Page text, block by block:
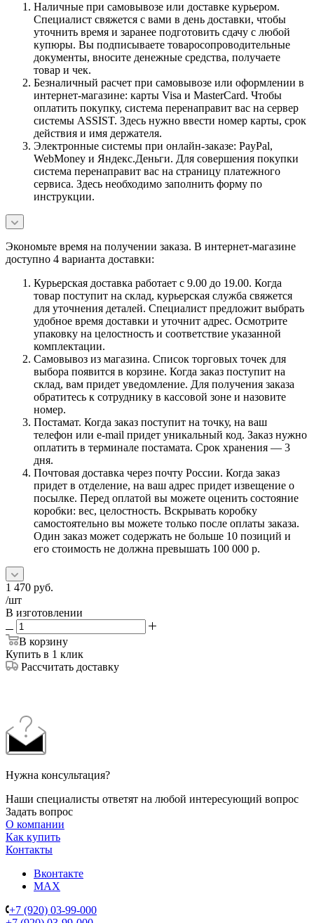
Наличные при самовывозе или доставке курьером.
Специалист свяжется с вами в день доставки, чтобы
уточнить время и заранее подготовить сдачу с любой
купюры. Вы подписываете товаросопроводительные
документы, вносите денежные средства, получаете
товар и чек.
Безналичный расчет при самовывозе или оформлении в
интернет-магазине: карты Visa и MasterCard. Чтобы
оплатить покупку, система перенаправит вас на сервер
системы ASSIST. Здесь нужно ввести номер карты, срок
действия и имя держателя.
Электронные системы при онлайн-заказе: PayPal,
WebMoney и Яндекс.Деньги. Для совершения покупки
система перенаправит вас на страницу платежного
сервиса. Здесь необходимо заполнить форму по
инструкции.
Экономьте время на получении заказа. В интернет-магазине
доступно 4 варианта доставки:
Курьерская доставка работает с 9.00 до 19.00. Когда
товар поступит на склад, курьерская служба свяжется
для уточнения деталей. Специалист предложит выбрать
удобное время доставки и уточнит адрес. Осмотрите
упаковку на целостность и соответствие указанной
комплектации.
Самовывоз из магазина. Список торговых точек для
выбора появится в корзине. Когда заказ поступит на
склад, вам придет уведомление. Для получения заказа
обратитесь к сотруднику в кассовой зоне и назовите
номер.
Постамат. Когда заказ поступит на точку, на ваш
телефон или e-mail придет уникальный код. Заказ нужно
оплатить в терминале постамата. Срок хранения — 3
дня.
Почтовая доставка через почту России. Когда заказ
придет в отделение, на ваш адрес придет извещение о
посылке. Перед оплатой вы можете оценить состояние
коробки: вес, целостность. Вскрывать коробку
самостоятельно вы можете только после оплаты заказа.
Один заказ может содержать не больше 10 позиций и
его стоимость не должна превышать 100 000 р.
1 470 руб.
/шт
В изготовлении
В корзину
Купить в 1 клик
Рассчитать доставку
Нужна консультация?
Наши специалисты ответят на любой интересующий вопрос
Задать вопрос
О компании
Как купить
Контакты
Вконтакте
MAX
+7 (920) 03-99-000